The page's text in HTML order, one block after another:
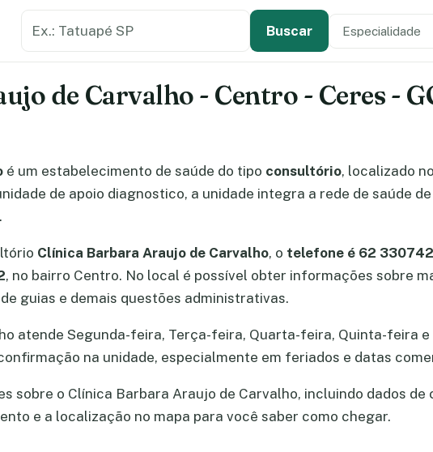
Buscar Especialidade
Tipo de unidade
de Carvalho - Centro - Ceres -
é um estabelecimento de saúde do tipo consultório, localizado
de apoio diagnostico, a unidade integra a rede de saúde
Clínica Barbara Araujo de Carvalho, o telefone é 62
, no bairro Centro. No local é possível obter informações sobre
guias e demais questões administrativas.
atende Segunda-feira, Terça-feira, Quarta-feira, Quinta-feira
na unidade, especialmente em feriados e datas
sobre o Clínica Barbara Araujo de Carvalho, incluindo dados de
e a localização no mapa para você saber como chegar.